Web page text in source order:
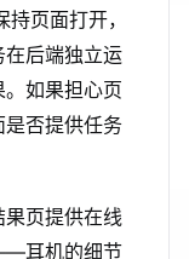
页面打开，
后端独立运
如果担心页
否提供任务
页提供在线
耳机的细节